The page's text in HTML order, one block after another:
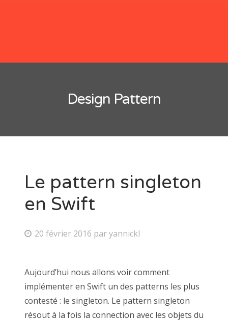
Design Pattern
Le pattern singleton
en Swift
20 février 2016 paryannickl
Aujourd’hui nous allons voir comment
implémenter en Swift un des patterns les plus
contesté : le singleton. Le pattern singleton
résout à la fois la connection avec les objets du
poste de développeur Swift